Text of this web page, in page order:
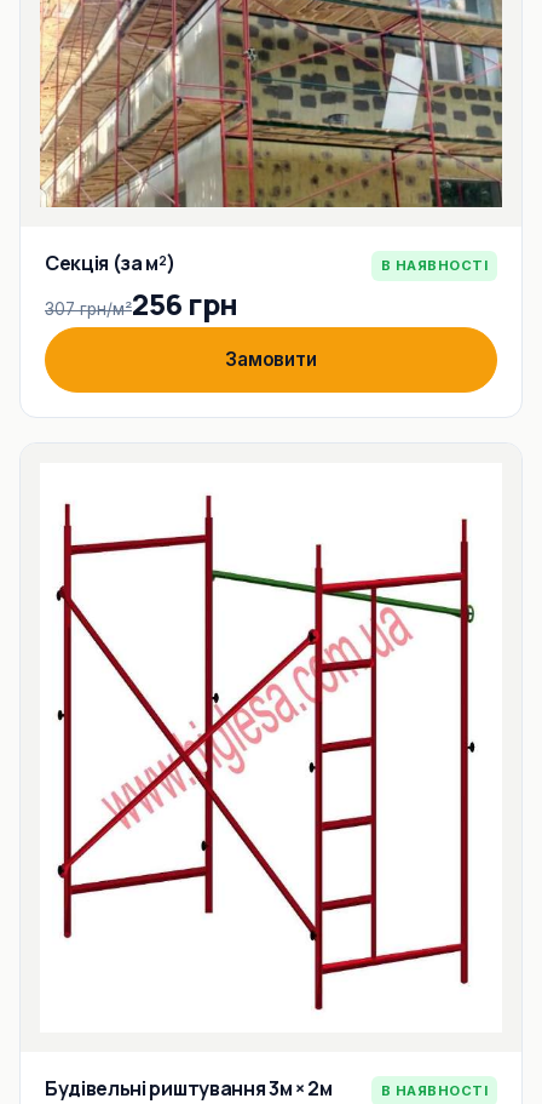
Секція (за м²) В НАЯВНОСТІ
307 грн/м²256 грн
Замовити
Будівельні риштування 3м × 2м В НАЯВНОСТІ